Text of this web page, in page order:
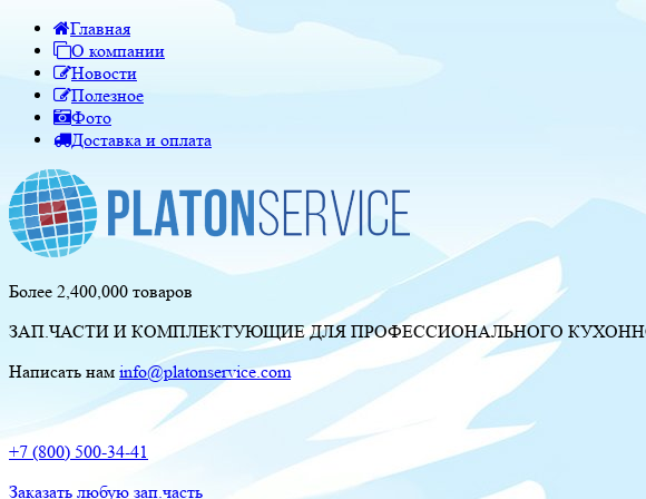
Главная
О компании
Новости
Полезное
Фото
Доставка и оплата
Более 2,400,000 товаров
ЗАП.ЧАСТИ И КОМПЛЕКТУЮЩИЕ ДЛЯ ПРОФЕССИОНАЛЬНОГО
Написать нам info@platonservice.com
+7 (800) 500-34-41
Заказать любую зап.часть